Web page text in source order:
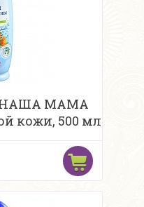
НАША МАМА
кожи, 500 мл